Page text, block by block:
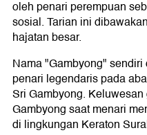
oleh penari perempuan
sosial. Tarian ini
hajatan besar.
Nama "Gambyong"
penari legendaris pada
Sri Gambyong.
Gambyong saat menari
di lingkungan Keraton